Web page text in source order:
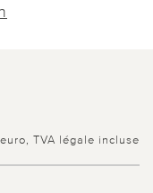
TVA légale incluse